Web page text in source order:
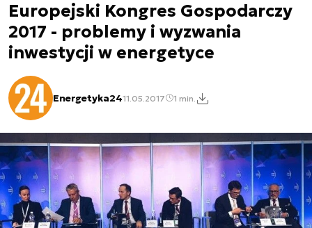
Europejski Kongres Gospodarczy
2017 - problemy i wyzwania
inwestycji w energetyce
Energetyka2411.05.2017 1 min.